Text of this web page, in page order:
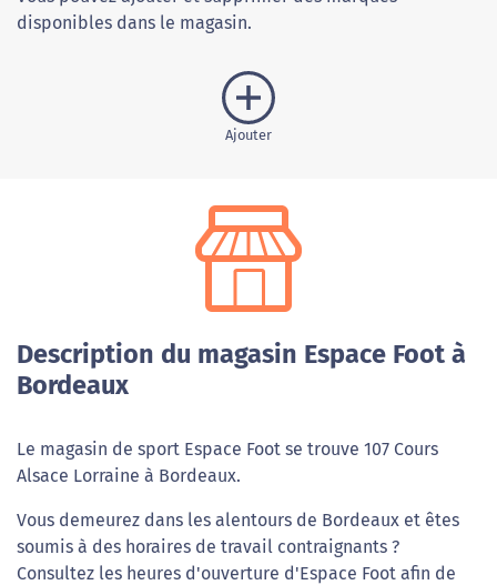
disponibles dans le magasin.
Ajouter
Description du magasin Espace Foot à
Bordeaux
Le magasin de sport Espace Foot se trouve 107 Cours
Alsace Lorraine à Bordeaux.
Vous demeurez dans les alentours de Bordeaux et êtes
soumis à des horaires de travail contraignants ?
Consultez les heures d'ouverture d'Espace Foot afin de